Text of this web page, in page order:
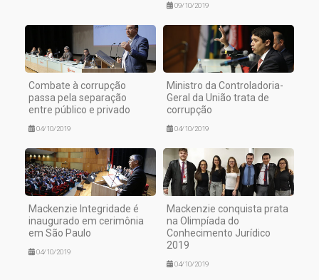
09/10/2019
Combate à corrupção
passa pela separação
entre público e privado
04/10/2019
Ministro da Controladoria-
Geral da União trata de
corrupção
04/10/2019
Mackenzie Integridade é
inaugurado em cerimônia
em São Paulo
04/10/2019
Mackenzie conquista prata
na Olimpíada do
Conhecimento Jurídico
2019
04/10/2019